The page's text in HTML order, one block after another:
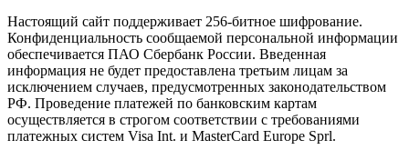
Настоящий сайт поддерживает 256-битное шифрование.
Конфиденциальность сообщаемой персональной информации
обеспечивается ПАО Сбербанк России. Введенная
информация не будет предоставлена третьим лицам за
исключением случаев, предусмотренных законодательством
РФ. Проведение платежей по банковским картам
осуществляется в строгом соответствии с требованиями
платежных систем Visa Int. и MasterCard Europe Sprl.